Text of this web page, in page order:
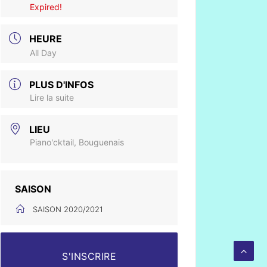
Expired!
HEURE
All Day
PLUS D'INFOS
Lire la suite
LIEU
Piano'cktail, Bouguenais
SAISON
SAISON 2020/2021
S'INSCRIRE